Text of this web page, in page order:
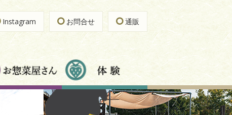
通販
お問合せ
Instagram